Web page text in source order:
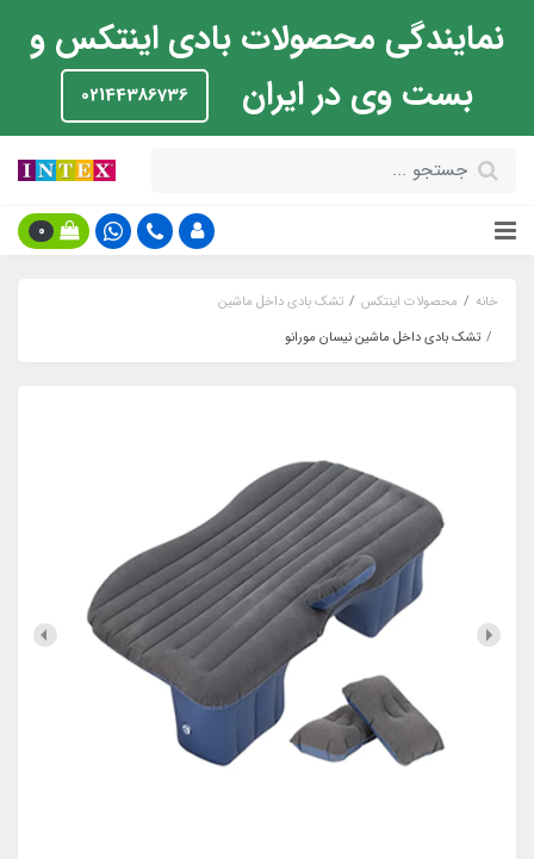
نمایندگی محصولات بادی اینتکس و
بست وی در ایران
02144386736
0
خانه محصولات اینتکس
تشک بادی داخل ماشین
تشک بادی داخل ماشین نیسان مورانو